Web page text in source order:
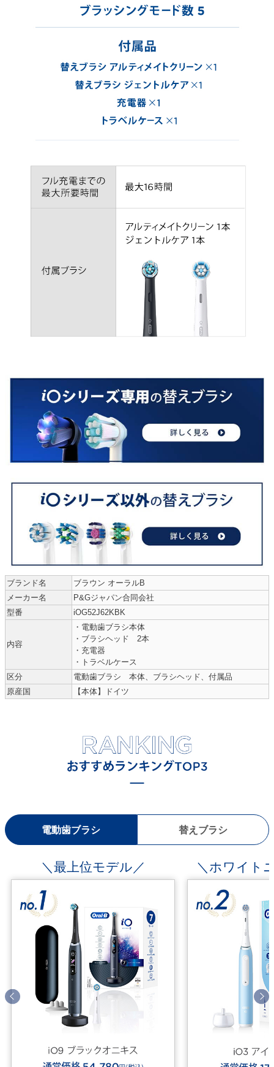
ブランド名
ブラウン オーラルB
メーカー名
P&Gジャパン合同会社
型番
iOG52J62KBK
内容
・電動歯ブラシ本体
・ブラシヘッド 2本
・充電器
・トラベルケース
区分
電動歯ブラシ 本体、ブラシヘッド、付属品
原産国
【本体】ドイツ
電動歯ブラシ 替えブラシ